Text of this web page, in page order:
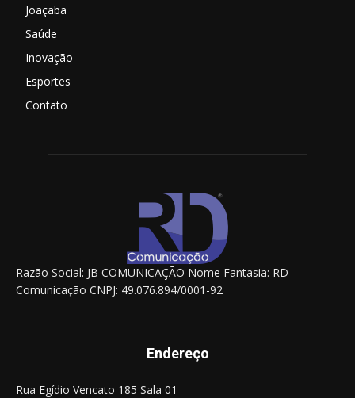
Joaçaba
Saúde
Inovação
Esportes
Contato
Razão Social: JB COMUNICAÇÃO Nome Fantasia: RD
Comunicação CNPJ: 49.076.894/0001-92
Endereço
Rua Egídio Vencato 185 Sala 01